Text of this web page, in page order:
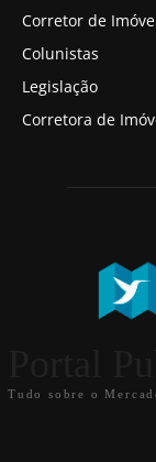
Corretor de
Colunistas
Legislação
Corretora de
Tudo sobre o